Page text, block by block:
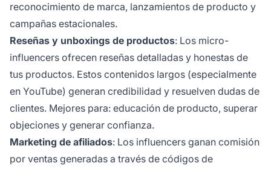
reconocimiento de marca, lanzamientos de producto y
campañas estacionales.
Reseñas y unboxings de productos: Los micro-
influencers ofrecen reseñas detalladas y honestas de
tus productos. Estos contenidos largos (especialmente
en YouTube) generan credibilidad y resuelven dudas de
clientes. Mejores para: educación de producto, superar
objeciones y generar confianza.
Marketing de afiliados: Los influencers ganan comisión
por ventas generadas a través de códigos de